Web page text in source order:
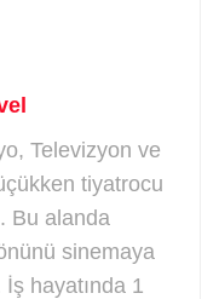
Televizyon ve
tiyatrocu
Bu alanda
sinemaya
hayatında 1